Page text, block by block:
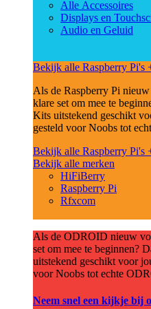
Alle Accessoires
Displays en
Audio en Geluid
Bekijk alle Raspberry Pi's
Als de Raspberry Pi
klare set om mee te
Kits uitstekend geschikt
gesteld voor Noobs tot
Bekijk alle Raspberry Pi's
Bekijk alle merken
HiFiBerry
Raspberry Pi
Rfxcom
Als de ODROID nieuw
set om mee te beginnen?
uitstekend geschikt voor
voor Noobs tot echte
Neem snel een kijkje bij